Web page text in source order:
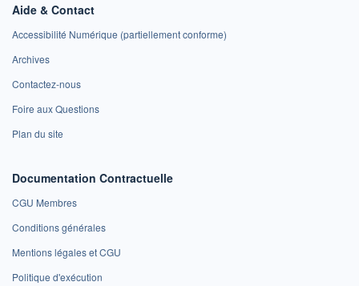
Aide & Contact
Accessibilité Numérique (partiellement conforme)
Archives
Contactez-nous
Foire aux Questions
Plan du site
Documentation Contractuelle
CGU Membres
Conditions générales
Mentions légales et CGU
Politique d'exécution